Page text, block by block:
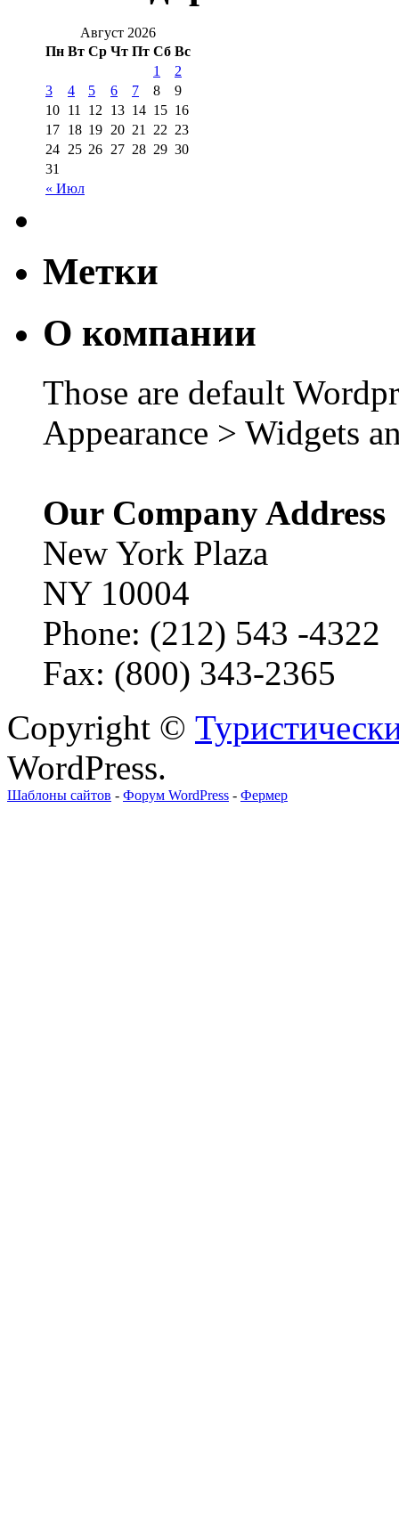
Август 2026
Пн Вт Ср Чт Пт Сб Вс
« Июл
1
2
3
4 5 6 7 8
9
10 11 12 13 14 15 16
17 18 19 20 21 22 23
24 25 26 27 28 29 30
31
Метки
О компании
Those are default
Appearance > Widgets
Our Company Address
New York Plaza
NY 10004
Phone: (212) 543 -4322
Fax: (800) 343-2365
Copyright ©
WordPress.
Шаблоны сайтов - Форум WordPress - Фермер